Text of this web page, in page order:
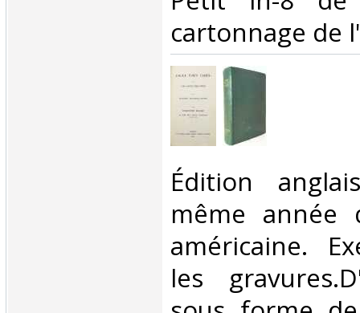
cartonnage de
‎Édition
même année
américaine.
les